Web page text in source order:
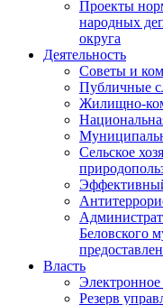
Проекты
народных
округа
Деятельность
Советы и
Публичные
Жилищно-
Сельское
Беловского
Власть
Электронное
Резерв